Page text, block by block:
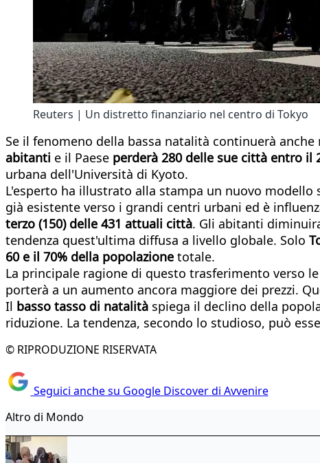
Reuters | Un distretto finanziario nel centro di Tokyo
Se il fenomeno della bassa natalità continuerà
abitanti e il Paese perderà 280 delle sue città entro il
urbana dell'Università di Kyoto.
L'esperto ha illustrato alla stampa un nuovo
già esistente verso i grandi centri urbani ed è
terzo (150) delle 431 attuali città. Gli abitanti
tendenza quest'ultima diffusa a livello globale. Solo
60 e il 70% della popolazione totale.
La principale ragione di questo trasferimento verso
porterà a un aumento ancora maggiore dei prezzi.
Il basso tasso di natalità spiega il declino della
riduzione. La tendenza, secondo lo studioso, può
© RIPRODUZIONE RISERVATA
Seguici anche su Google Discover di Avvenire
Altro di Mondo